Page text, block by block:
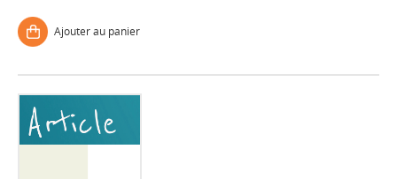
Ajouter au panier